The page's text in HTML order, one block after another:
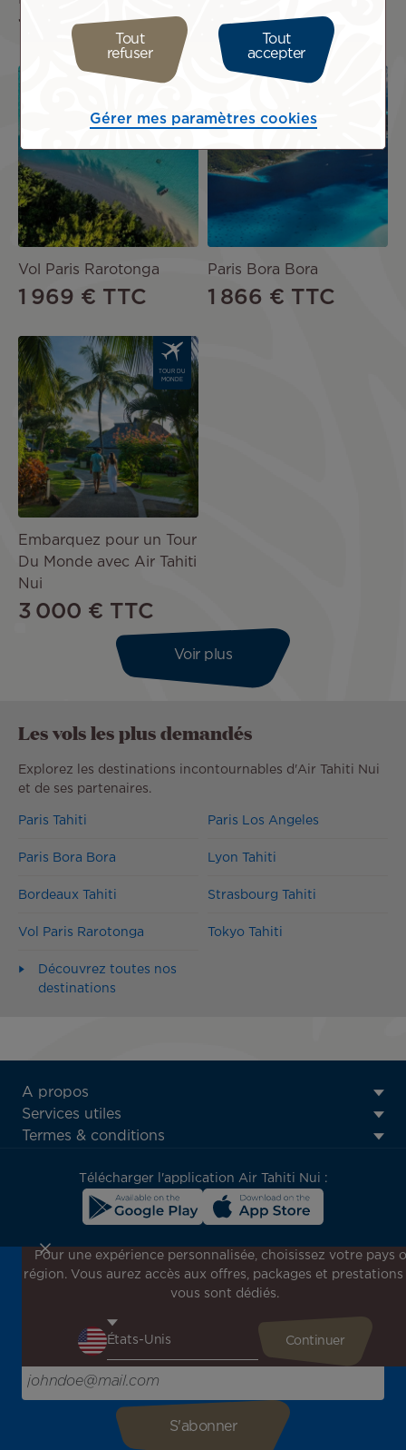
1 560 € TTC 819 € TTC
Image
Vol Paris Rarotonga
1 969 € TTC
Image
Paris Bora Bora
1 866 € TTC
Image
TOUR DU
MONDE
Embarquez pour un Tour
Du Monde avec Air Tahiti
Nui
3 000 € TTC
Voir plus
Les vols les plus demandés
Explorez les destinations incontournables d'Air Tahiti Nui
et de ses partenaires.
Paris Tahiti Paris Los Angeles
Paris Bora Bora Lyon Tahiti
Bordeaux Tahiti Strasbourg Tahiti
Vol Paris Rarotonga Tokyo Tahiti
Découvrez toutes nos
destinations
ATN:
Footer
menu
A propos
Services utiles
Termes & conditions
Télécharger l'application Air Tahiti Nui :
Inscrivez-vous à notre newsletter !
Recevez en avant-première toutes nos offres spéciales et
l'inspiration pour votre prochain voyage !
Saisissez votre adresse e-mail ici
Pour une expérience personnalisée, choisissez votre pays
région. Vous aurez accès aux offres, packages et prestations
vous sont dédiés.
Tout
refuser
Tout
accepter
Gérer mes paramètres cookies